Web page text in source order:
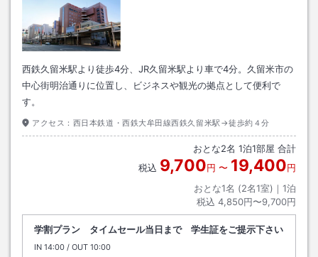
西鉄久留米駅より徒歩4分、JR久留米駅より車で4分。久留米市の
中心街明治通りに位置し、ビジネスや観光の拠点として便利で
す。
アクセス： 西日本鉄道・西鉄大牟田線西鉄久留米駅→徒歩約４分
おとな2名 1泊1部屋 合計
税込 9,700円 〜 19,400円
おとな1名 (2名1室)｜ 1泊
税込 4,850円〜9,700円
学割プラン タイムセール当日まで 学生証をご提示下さい
IN チェックイン
14:00 / OUT チェックアウト
10:00